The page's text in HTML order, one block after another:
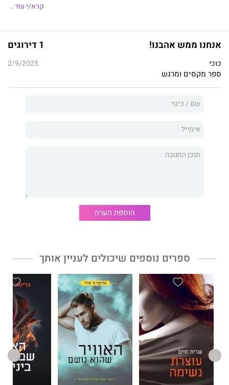
רגעים שבהם דמיינו איך נרגיש כשנרשה לעצמנו לאהוב זה את זה.
על פנינו, כוח המשיכה גרר אותנו מטה.
הזדמנות ליפול שוב, הייתי נופלת בזרועותיו לנצח.
״אם אפשר לסכם את הספר הזה במילה אחת, המילה תהיה אהבה.
״זה הספר הטוב ביותר שבריטני כתבה עד כה וההוכחה שכאשר
קנדי סטיינר, מחברת הספר 'מכתב אהבה לוויסקי'.
קרא/י עוד..
אנחנו ממש אהבנו! 1 דירוגים
כוכי 2/9/2023
ספר מקסים ומרגש
הוספת הערה
ספרים נוספים שיכולים לעניין אותך